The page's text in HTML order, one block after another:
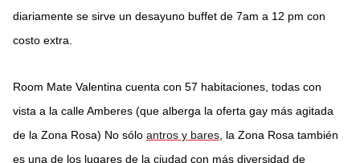
diariamente se sirve un desayuno buffet de 7am a 12 pm con
costo extra.
Room Mate Valentina cuenta con 57 habitaciones, todas con
vista a la calle Amberes (que alberga la oferta gay más agitada
de la Zona Rosa) No sólo antros y bares , la Zona Rosa también
es una de los lugares de la ciudad con más diversidad de